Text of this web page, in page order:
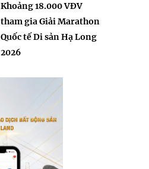
Khoảng 18.000 VĐV
tham gia Giải Marathon
Quốc tế Di sản Hạ Long
2026